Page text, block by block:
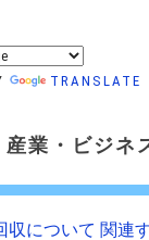
TRANSLATE
産業・ビジネ
収について 関連